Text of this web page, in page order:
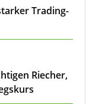
Trading-
Riecher,